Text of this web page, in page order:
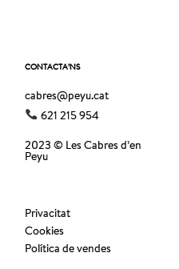
CONTACTA’NS
cabres@peyu.cat
621 215 954
2023 © Les Cabres d’en
Peyu
Privacitat
Cookies
Política de vendes